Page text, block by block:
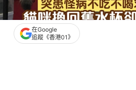
撰文：貓與愛的世界
在Google
追蹤《香港01》